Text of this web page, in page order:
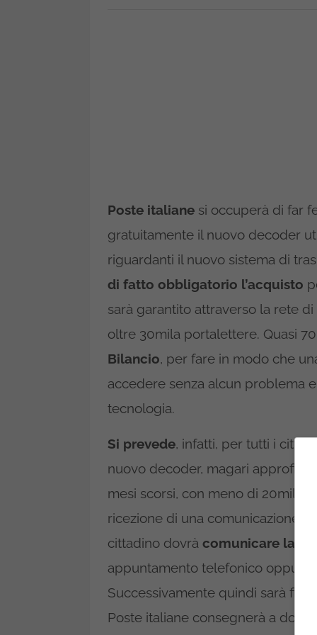
Poste italiane si occuperà di far
gratuitamente il nuovo decoder
riguardanti il nuovo sistema di
di fatto obbligatorio l’acquisto
sarà garantito attraverso la rete
oltre 30mila portalettere. Quasi
Bilancio, per fare in modo che
accedere senza alcun problema
tecnologia.
Si prevede, infatti, per tutti i
nuovo decoder, magari
mesi scorsi, con meno di 20mila
ricezione di una comunicazione
cittadino dovrà comunicare la
appuntamento telefonico oppure
Successivamente quindi sarà
Poste italiane consegnerà a